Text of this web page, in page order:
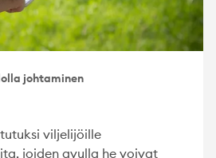
johtaminen
viljelijöille
joiden avulla he voivat